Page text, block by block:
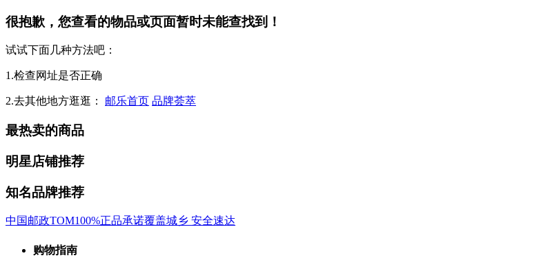
很抱歉，您查看的物品或页面暂时未能查找到！
试试下面几种方法吧：
1.检查网址是否正确
2.去其他地方逛逛： 邮乐首页 品牌荟萃
最热卖的商品
明星店铺推荐
知名品牌推荐
中国邮政TOM100%正品承诺覆盖城乡 安全速达
购物指南